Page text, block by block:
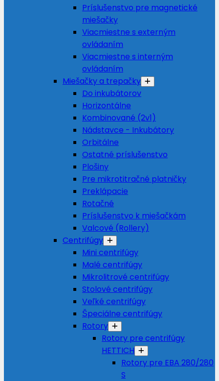
Príslušenstvo pre magnetické
miešačky
Viacmiestne s externým
ovládaním
Viacmiestne s interným
ovládaním
Miešačky a trepačky
Do inkubátorov
Horizontálne
Kombinované (2v1)
Nádstavce - Inkubátory
Orbitálne
Ostatné príslušenstvo
Plošiny
Pre mikrotitračné platničky
Preklápacie
Rotačné
Príslušenstvo k miešačkám
Valcové (Rollery)
Centrifúgy
Mini centrifúgy
Malé centrifúgy
Mikrolitrové centrifúgy
Stolové centrifúgy
Veľké centrifúgy
Špeciálne centrifúgy
Rotory
Rotory pre centrifúgy
HETTICH
Rotory pre EBA 280/280
S